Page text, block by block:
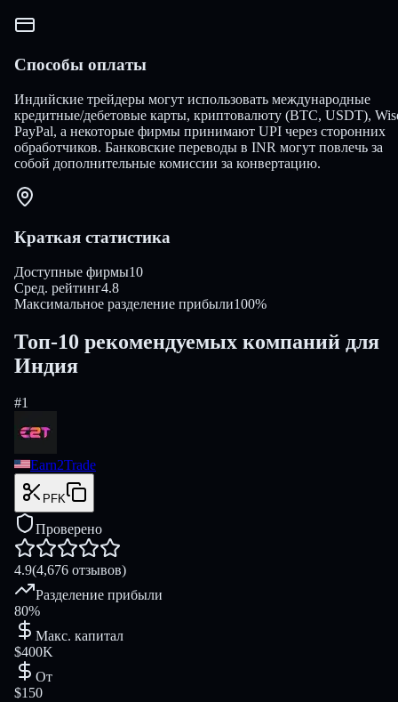
Способы оплаты
Индийские трейдеры могут использовать международные
кредитные/дебетовые карты, криптовалюту (BTC, USDT),
PayPal, а некоторые фирмы принимают UPI через сторонних
обработчиков. Банковские переводы в INR могут повлечь за
собой дополнительные комиссии за конвертацию.
Краткая статистика
Доступные фирмы10
Сред. рейтинг4.8
Максимальное разделение прибыли100%
Топ-10 рекомендуемых компаний для
Индия
#1
Earn2Trade
PFK
Проверено
4.9(4,676 отзывов)
Разделение прибыли
80%
Макс. капитал
$400K
От
$150